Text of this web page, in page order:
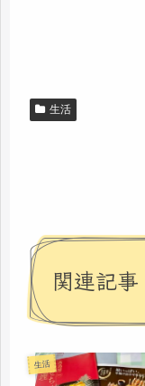
生活
関連記事
生活